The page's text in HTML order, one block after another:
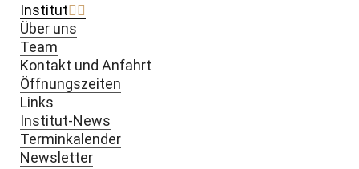
Institut
Über uns
Team
Kontakt und Anfahrt
Öffnungszeiten
Links
Institut-News
Terminkalender
Newsletter